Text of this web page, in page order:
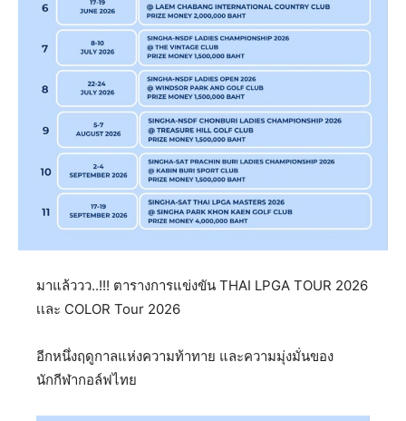
มาแล้ววว..!!! ตารางการแข่งขัน THAI LPGA TOUR 2026
เเละ COLOR Tour 2026
อีกหนึ่งฤดูกาลแห่งความท้าทาย และความมุ่งมั่นของ
นักกีฬากอล์ฟไทย